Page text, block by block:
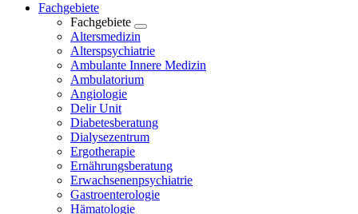
Fachgebiete
Fachgebiete
Altersmedizin
Alterspsychiatrie
Ambulante Innere Medizin
Ambulatorium
Angiologie
Delir Unit
Diabetesberatung
Dialysezentrum
Ergotherapie
Ernährungsberatung
Erwachsenenpsychiatrie
Gastroenterologie
Hämatologie